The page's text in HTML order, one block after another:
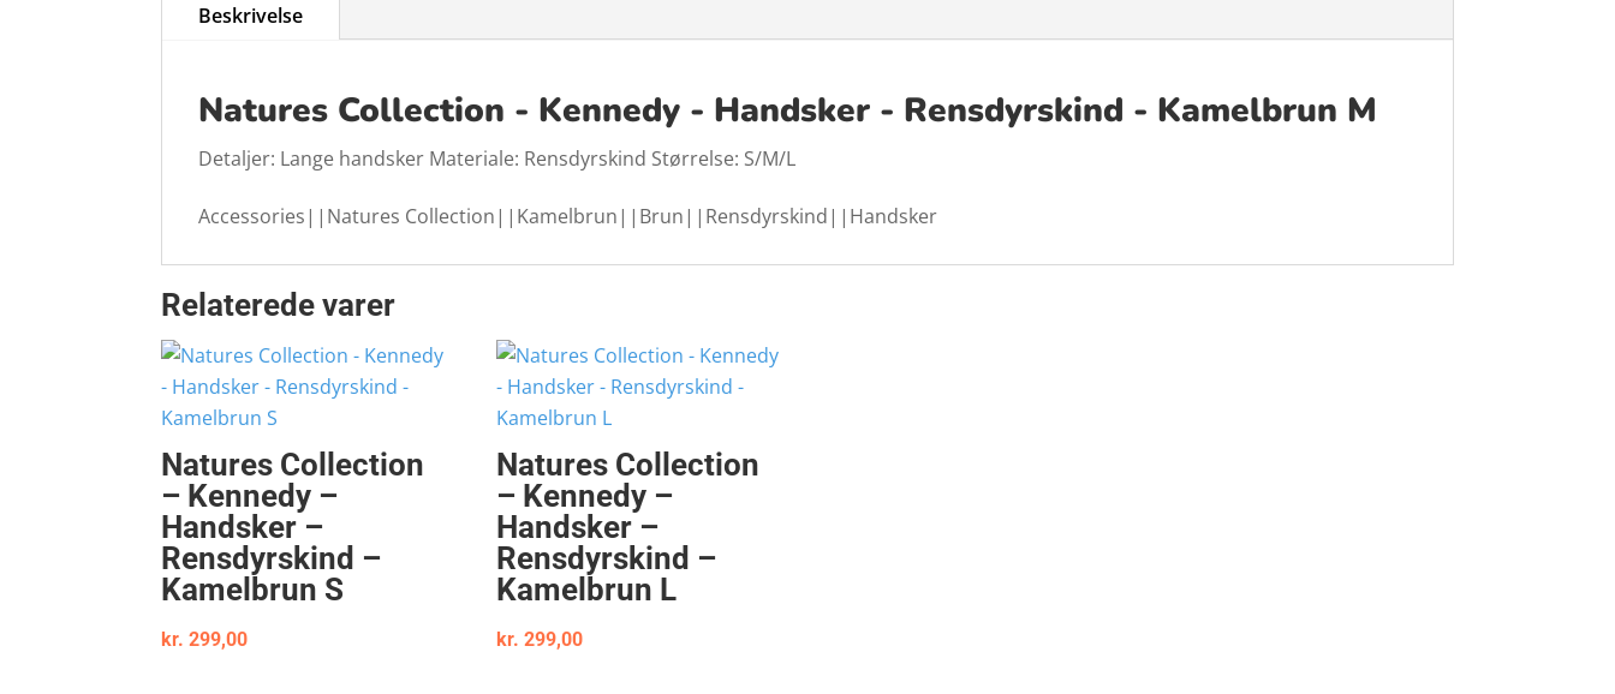
Beskrivelse
Natures Collection - Kennedy - Handsker - Rensdyrskind - Kamelbrun M
Detaljer: Lange handsker Materiale: Rensdyrskind Størrelse: S/M/L
Accessories||Natures Collection||Kamelbrun||Brun||Rensdyrskind||Handsker
Relaterede varer
Natures Collection
– Kennedy –
Handsker –
Rensdyrskind –
Kamelbrun S
kr. 299,00
Natures Collection
– Kennedy –
Handsker –
Rensdyrskind –
Kamelbrun L
kr. 299,00